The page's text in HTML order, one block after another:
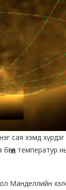
сая хэмд
Манделлийн